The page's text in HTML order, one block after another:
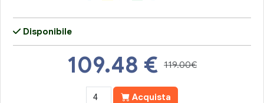
Disponibile
109.48 € 119.00€
Acquista